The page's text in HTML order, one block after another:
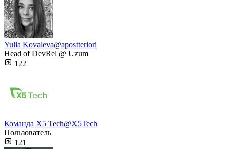
Yulia Kovaleva@apostteriori
Head of DevRel @ Uzum
122
Команда Х5 Tech@X5Tech
Пользователь
121